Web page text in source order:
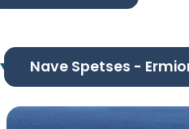
Nave Spetses -